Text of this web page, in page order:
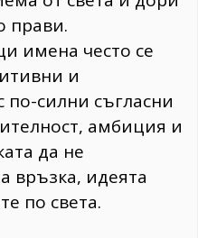
прави.
имена често се
и
по-силни съгласни
амбиция и
да не
връзка, идеята
по света.